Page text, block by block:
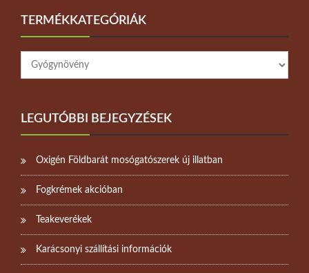
TERMÉKKATEGÓRIÁK
LEGUTÓBBI BEJEGYZÉSEK
Oxigén Földbarát mosógatószerek új illatban
Fogkrémek akcióban
Teakeverékek
Karácsonyi szállítási információk